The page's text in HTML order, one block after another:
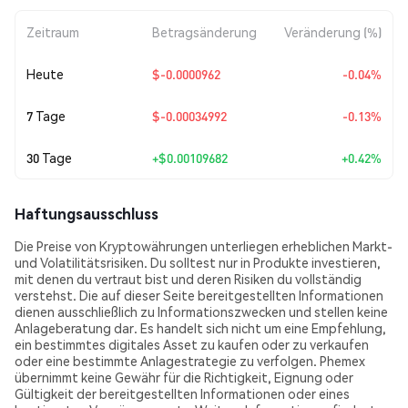
Zeitraum Betragsänderung Veränderung (%)
Heute $-0.0000962 -0.04%
7 Tage $-0.00034992 -0.13%
30 Tage +$0.00109682 +0.42%
Haftungsausschluss
Die Preise von Kryptowährungen unterliegen erheblichen Markt-
und Volatilitätsrisiken. Du solltest nur in Produkte investieren,
mit denen du vertraut bist und deren Risiken du vollständig
verstehst. Die auf dieser Seite bereitgestellten Informationen
dienen ausschließlich zu Informationszwecken und stellen keine
Anlageberatung dar. Es handelt sich nicht um eine Empfehlung,
ein bestimmtes digitales Asset zu kaufen oder zu verkaufen
oder eine bestimmte Anlagestrategie zu verfolgen. Phemex
übernimmt keine Gewähr für die Richtigkeit, Eignung oder
Gültigkeit der bereitgestellten Informationen oder eines